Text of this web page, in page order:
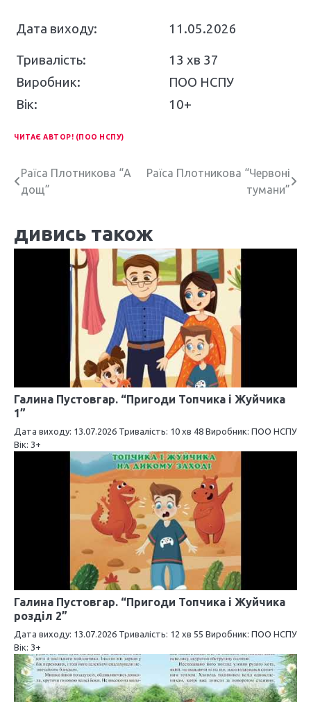
Дата виходу: 11.05.2026
Тривалість:
13 хв 37
Виробник:
ПОО НСПУ
Вік:
10+
ЧИТАЄ АВТОР! (ПОО НСПУ)
Н
а
в
і
з
а
п
Раїса Плотникова “А
дощ”
Раїса Плотникова “Червоні
тумани”
дивись також
Галина Пустовгар. “Пригоди Топчика і Жуйчика
1”
Дата виходу: 13.07.2026 Тривалість: 10 хв 48 Виробник: ПОО НСПУ
Вік: 3+
Галина Пустовгар. “Пригоди Топчика і Жуйчика
розділ 2”
Дата виходу: 13.07.2026 Тривалість: 12 хв 55 Виробник: ПОО НСПУ
Вік: 3+